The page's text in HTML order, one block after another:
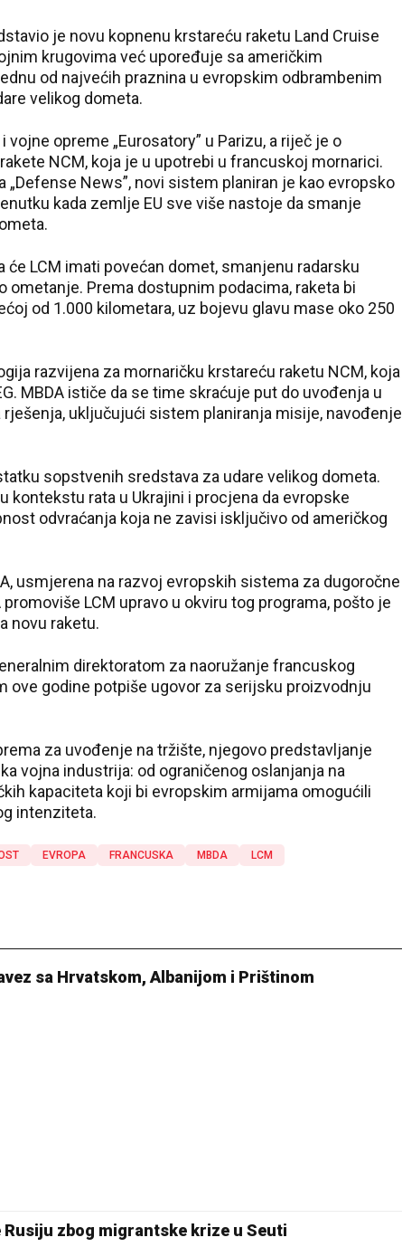
je novu kopnenu krstareću raketu Land Cruise
krugovima već upoređuje sa američkim
od najvećih praznina u evropskim odbrambenim
velikog dometa.
opreme „Eurosatory” u Parizu, a riječ je o
NCM, koja je u upotrebi u francuskoj mornarici.
News”, novi sistem planiran je kao evropsko
kada zemlje EU sve više nastoje da smanje
će LCM imati povećan domet, smanjenu radarsku
Prema dostupnim podacima, raketa bi
od 1.000 kilometara, uz bojevu glavu mase oko 250
razvijena za mornaričku krstareću raketu NCM, koja
MBDA ističe da se time skraćuje put do uvođenja u
uključujući sistem planiranja misije, navođenje
sopstvenih sredstava za udare velikog dometa.
kontekstu rata u Ukrajini i procjena da evropske
odvraćanja koja ne zavisi isključivo od američkog
usmjerena na razvoj evropskih sistema za dugoročne
LCM upravo u okviru tog programa, pošto je
novu raketu.
direktoratom za naoružanje francuskog
ove godine potpiše ugovor za serijsku proizvodnju
za uvođenje na tržište, njegovo predstavljanje
vojna industrija: od ograničenog oslanjanja na
kapaciteta koji bi evropskim armijama omogućili
intenziteta.
EVROPA FRANCUSKA MBDA LCM
sa Hrvatskom, Albanijom i Prištinom
zbog migrantske krize u Seuti